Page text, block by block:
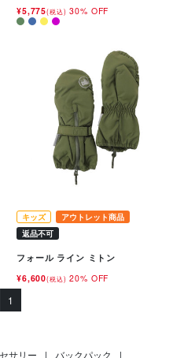
¥5,775(税込) 30% OFF
キッズ
アウトレット商品
返品不可
フォール ライン ミトン
¥6,600(税込) 20% OFF
1
サリー | バックパック
|